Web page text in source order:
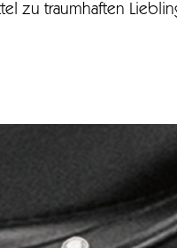
zu traumhaften